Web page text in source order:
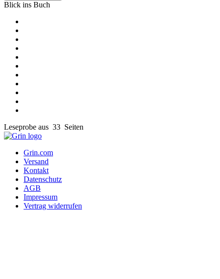
Blick ins Buch
Leseprobe aus 33 Seiten
Grin.com
Versand
Kontakt
Datenschutz
AGB
Impressum
Vertrag widerrufen